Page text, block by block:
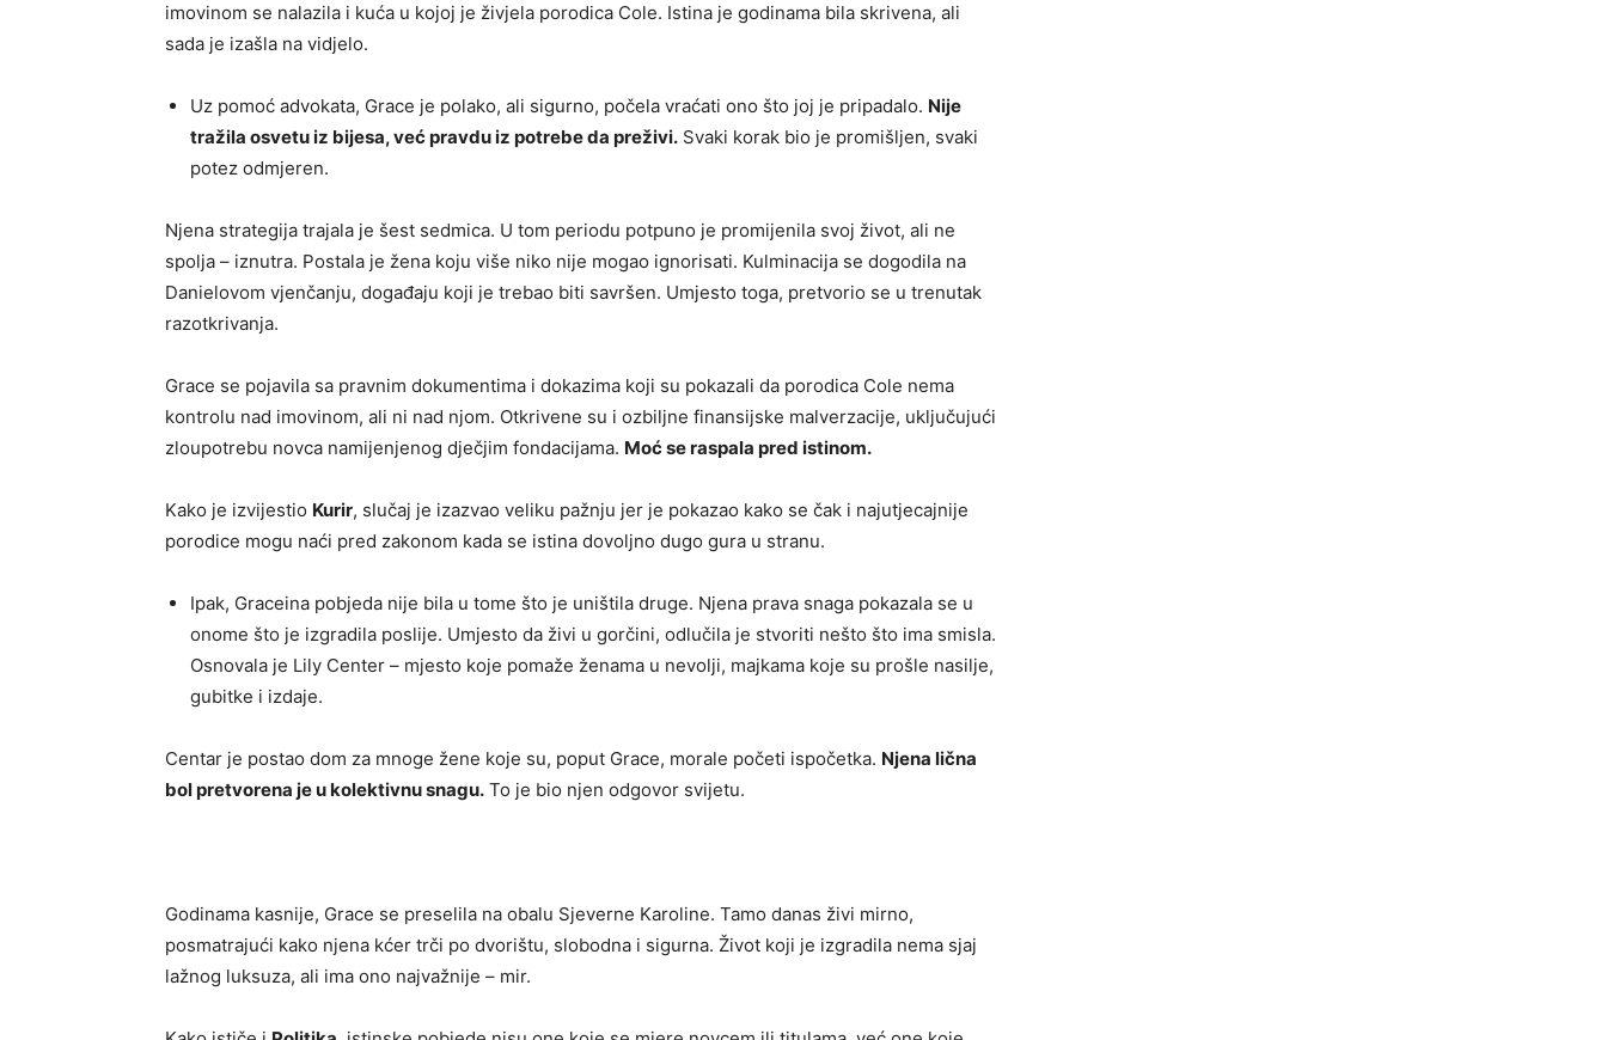
imovinom se nalazila i kuća u kojoj je živjela porodica Cole. Istina je godinama bila skrivena, ali
sada je izašla na vidjelo.
Uz pomoć advokata, Grace je polako, ali sigurno, počela vraćati ono što joj je pripadalo. Nije
tražila osvetu iz bijesa, već pravdu iz potrebe da preživi. Svaki korak bio je promišljen, svaki
potez odmjeren.
Njena strategija trajala je šest sedmica. U tom periodu potpuno je promijenila svoj život, ali ne
spolja – iznutra. Postala je žena koju više niko nije mogao ignorisati. Kulminacija se dogodila na
Danielovom vjenčanju, događaju koji je trebao biti savršen. Umjesto toga, pretvorio se u trenutak
razotkrivanja.
Grace se pojavila sa pravnim dokumentima i dokazima koji su pokazali da porodica Cole nema
kontrolu nad imovinom, ali ni nad njom. Otkrivene su i ozbiljne finansijske malverzacije, uključujući
zloupotrebu novca namijenjenog dječjim fondacijama. Moć se raspala pred istinom.
Kako je izvijestio Kurir, slučaj je izazvao veliku pažnju jer je pokazao kako se čak i najutjecajnije
porodice mogu naći pred zakonom kada se istina dovoljno dugo gura u stranu.
Ipak, Graceina pobjeda nije bila u tome što je uništila druge. Njena prava snaga pokazala se u
onome što je izgradila poslije. Umjesto da živi u gorčini, odlučila je stvoriti nešto što ima smisla.
Osnovala je Lily Center – mjesto koje pomaže ženama u nevolji, majkama koje su prošle nasilje,
gubitke i izdaje.
Centar je postao dom za mnoge žene koje su, poput Grace, morale početi ispočetka. Njena lična
bol pretvorena je u kolektivnu snagu. To je bio njen odgovor svijetu.
Godinama kasnije, Grace se preselila na obalu Sjeverne Karoline. Tamo danas živi mirno,
posmatrajući kako njena kćer trči po dvorištu, slobodna i sigurna. Život koji je izgradila nema sjaj
lažnog luksuza, ali ima ono najvažnije – mir.